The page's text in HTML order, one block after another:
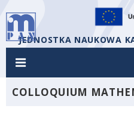
JEDNOSTKA NAUKOWA
COLLOQUIUM